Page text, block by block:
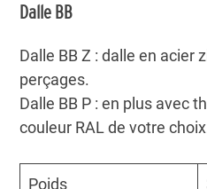
Dalle BB
Dalle BB Z : dalle en acier
perçages.
Dalle BB P : en plus avec
couleur RAL de votre
Poids